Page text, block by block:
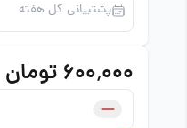
پشتیبانی کل هفته
۶۰۰٬۰۰۰ تومان